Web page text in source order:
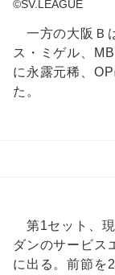
©SV.LEAGUE
一方の大阪Ｂ
ス・ミゲル、
に永露元稀、
た。
第1セット、現
ダンのサービス
に出る。前節を